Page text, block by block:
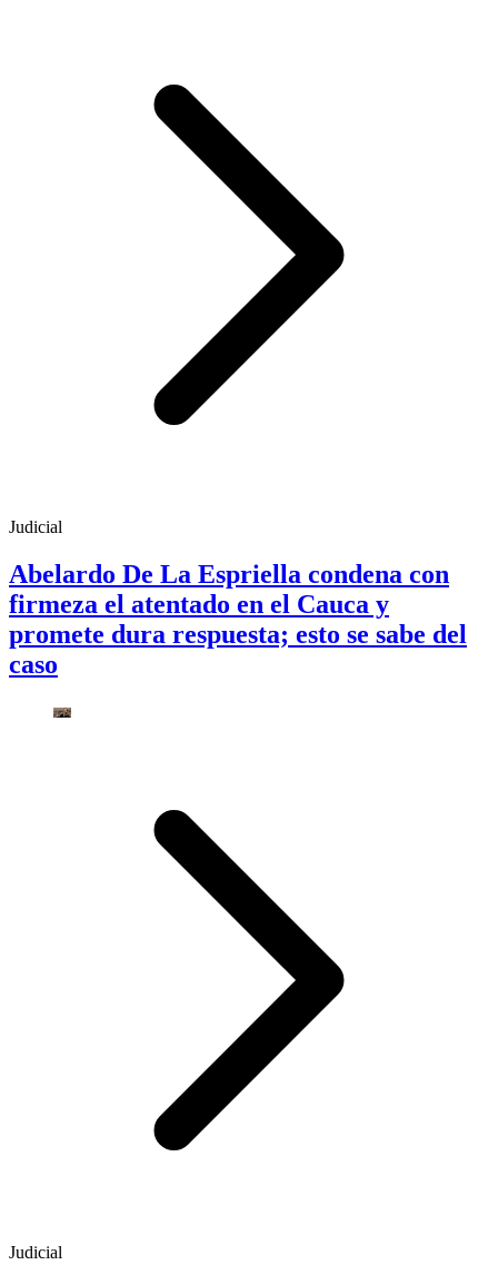
Judicial
Abelardo De La Espriella condena con
firmeza el atentado en el Cauca y
promete dura respuesta; esto se sabe del
caso
Judicial